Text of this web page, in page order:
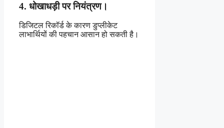
4. धोखाधड़ी पर नियंत्रण।
डिजिटल रिकॉर्ड के कारण डुप्लीकेट
लाभार्थियों की पहचान आसान हो सकती है।